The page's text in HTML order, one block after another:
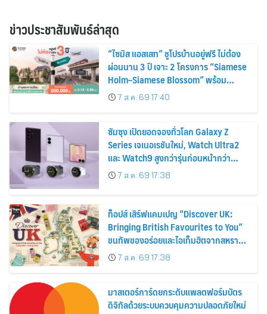
ข่าวประชาสัมพันธ์ล่าสุด
“ไซมิส แอสเสท” ชูโปรบ้านอยู่ฟรี ไม่ต้อง
ผ่อนนาน 3 ปี เจาะ 2 โครงการ “Siamese
Holm–Siamese Blossom” พร้อม
ส่วนลดและสิทธิพิเศษถึง 31 สิงหาคม
2569
7 ส.ค. 69 17:40
ซัมซุง เปิดยอดจองทั่วโลก Galaxy Z
Series เจเนอเรชันใหม่, Watch Ultra2
และ Watch9 สูงกว่ารุ่นก่อนหน้ากว่า
30%7 ส.ค. 69 17:38
ท็อปส์ เสิร์ฟแคมเปญ “Discover UK:
Bringing British Favourites to You”
ขนทัพของอร่อยและไอเท็มฮิตจากสหราช
อาณาจักร ส่งตรงถึงมือตั้งแต่วันนี้ – 18
สิงหาคมนี้
7 ส.ค. 69 17:38
มาสเตอร์การ์ดยกระดับแพลตฟอร์มบัตร
ดิจิทัลด้วยระบบควบคุมความปลอดภัยใหม่